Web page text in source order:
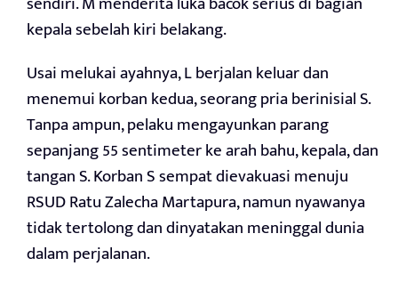
kepala sebelah kiri belakang.
Usai melukai ayahnya, L berjalan keluar dan
menemui korban kedua, seorang pria berinisial S.
Tanpa ampun, pelaku mengayunkan parang
sepanjang 55 sentimeter ke arah bahu, kepala, dan
tangan S. Korban S sempat dievakuasi menuju
RSUD Ratu Zalecha Martapura, namun nyawanya
tidak tertolong dan dinyatakan meninggal dunia
dalam perjalanan.